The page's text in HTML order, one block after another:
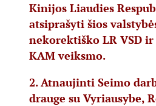
Kinijos Liaudies
atsiprašyti šios
nekorektiško LR VSD ir
KAM veiksmo.
2. Atnaujinti Seimo
drauge su Vyriausybe,